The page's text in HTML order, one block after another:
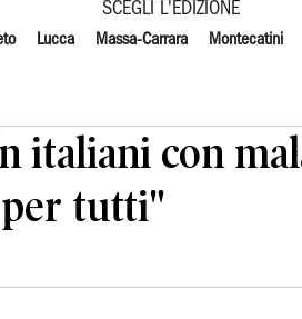
SCEGLI L'EDIZIONE
Lucca Massa-Carrara Montecatini
italiani con
per tutti"